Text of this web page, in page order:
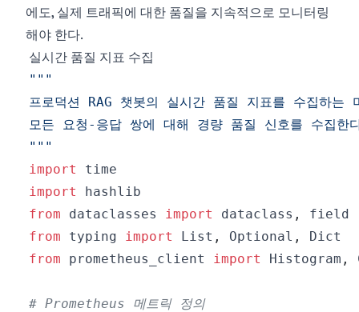
에도, 실제 트래픽에 대한 품질을 지속적으로 모니터링
해야 한다.
실시간 품질 지표 수집
"""
import
import
from dataclasses import dataclass ,
from typing import List , Optional ,
from prometheus_client import Histogram ,
# Prometheus 메트릭 정의